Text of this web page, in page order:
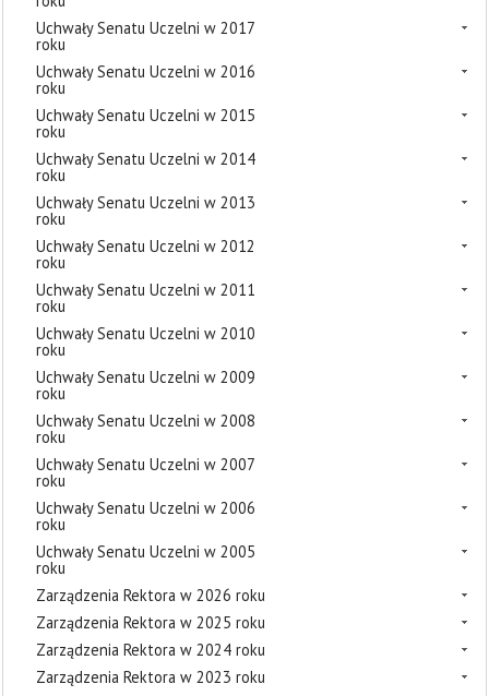
Uchwały Senatu Uczelni w 2017
roku
Uchwały Senatu Uczelni w 2016
roku
Uchwały Senatu Uczelni w 2015
roku
Uchwały Senatu Uczelni w 2014
roku
Uchwały Senatu Uczelni w 2013
roku
Uchwały Senatu Uczelni w 2012
roku
Uchwały Senatu Uczelni w 2011
roku
Uchwały Senatu Uczelni w 2010
roku
Uchwały Senatu Uczelni w 2009
roku
Uchwały Senatu Uczelni w 2008
roku
Uchwały Senatu Uczelni w 2007
roku
Uchwały Senatu Uczelni w 2006
roku
Uchwały Senatu Uczelni w 2005
roku
Zarządzenia Rektora w 2026 roku
Zarządzenia Rektora w 2025 roku
Zarządzenia Rektora w 2024 roku
Zarządzenia Rektora w 2023 roku